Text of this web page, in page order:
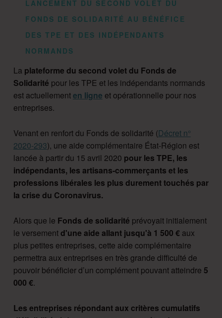
LANCEMENT DU SECOND VOLET DU
FONDS DE SOLIDARITÉ AU BÉNÉFICE
DES TPE ET DES INDÉPENDANTS
NORMANDS
La plateforme du second volet du Fonds de
Solidarité pour les TPE et les indépendants normands
est actuellementen ligne et opérationnelle pour nos
entreprises.
Venant en renfort du Fonds de solidarité (Décret n°
2020-293), une aide complémentaire État-Région est
lancée à partir du 15 avril 2020 pour les TPE, les
indépendants, les artisans-commerçants et les
professions libérales les plus durement touchés par
la crise du Coronavirus.
Alors que le Fonds de solidarité prévoyait initialement
le versementd'une aide allant jusqu'à 1 500 €aux
plus petites entreprises, cette aide complémentaire
permettra aux entreprises en très grande difficulté de
pouvoir bénéficier d’un complément pouvant atteindre 5
000 €.
Les entreprises répondant aux critères cumulatifs